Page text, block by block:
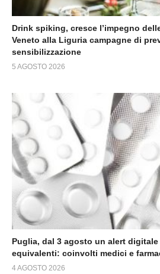
Drink spiking, cresce l’impegno
Veneto alla Liguria campagne di
sensibilizzazione
5 AGOSTO 2026
Puglia, dal 3 agosto un alert
equivalenti: coinvolti medici e
4 AGOSTO 2026